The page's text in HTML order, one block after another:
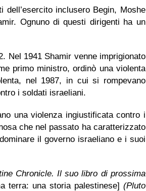
inclusero Begin, Moshe
Ognuno di questi dirigenti ha un
Nel 1941 Shamir venne imprigionato
primo ministro, ordinò una violenta
nel 1987, in cui si rompevano
i soldati israeliani.
una violenza ingiustificata contro i
che nel passato ha caratterizzato
il governo israeliano e i suoi
Chronicle. Il suo libro di prossima
terra: una storia palestinese] (Pluto